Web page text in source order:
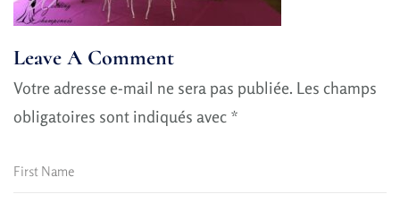
Leave A Comment
Votre adresse e-mail ne sera pas publiée. Les champs
obligatoires sont indiqués avec *